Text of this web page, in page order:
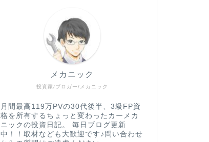
投資家/ブロガー/メカニック
メカニック
月間最高119万PVの30代後半、3級FP資
格を所有するちょっと変わったカーメカ
ニックの投資日記。 毎日ブログ更新
中！！取材なども大歓迎です♪問い合わせ